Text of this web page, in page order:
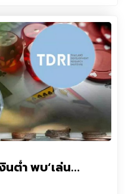
มธรรม์ที่ให้ความคุ้มครองตรง
ขภาพแบบจ่ายตามตาราง
ขภาพแบบเหมาจ่ายตาม
ค่ารักษาพยาบาลแต่ละครั้ง
เงินคุ้มครอง เช่น กรณีผู้ป่วย
เงินต่อครั้งต่อโรค วงเงินต่อ
มธรรม์ เป็นต้น4. ศึกษา
นไหมสุดท้ายก่อนการ
าต้องศึกษาข้อมูลต่างๆ
แห่งอาจมีเงื่อนไขในการรับ
กันไป เช่น ข้อยกเว้นในการ
อคอยซึ่งประกันยังไม่
ช่องทางการเรียกร้องค่า
งอาจต้องหยุดบ้าง เพื่อแวะ
นี่คล้ายกันมากเลย บางปีมัน
เลย และนักลงทุนต้องขยัน
ปๆๆ ดูOppDayๆๆ เอามา
ม่มีทางลัด ไม่มีวิธีรวย
นใจทุ่มเทศึกษา สะสมความรู้
นเป็นเวลาหลายๆปี ผล
ยันความทุ่มเท (ในการอ่าน
ละลงทุนซ้ำๆๆ) ที่เรา
มือนกับวิ่ง ที่ต้องซ้อมวิ่ง
ขี้เกียจก็ต้องซ้อม ขยันก็ยิ่ง
นต่ำ พบ‘เล่น